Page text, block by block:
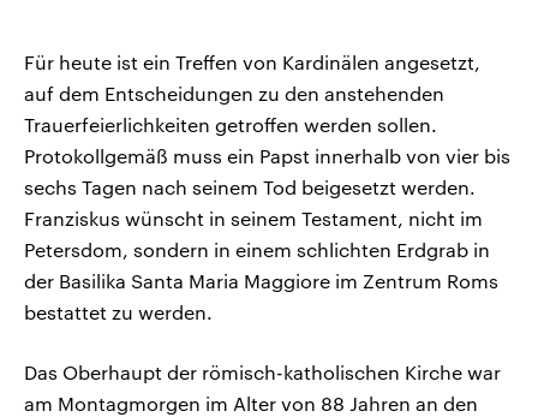
Für heute ist ein Treffen von Kardinälen angesetzt,
auf dem Entscheidungen zu den anstehenden
Trauerfeierlichkeiten getroffen werden sollen.
Protokollgemäß muss ein Papst innerhalb von vier bis
sechs Tagen nach seinem Tod beigesetzt werden.
Franziskus wünscht in seinem Testament, nicht im
Petersdom, sondern in einem schlichten Erdgrab in
der Basilika Santa Maria Maggiore im Zentrum Roms
bestattet zu werden.
Das Oberhaupt der römisch-katholischen Kirche war
am Montagmorgen im Alter von 88 Jahren an den